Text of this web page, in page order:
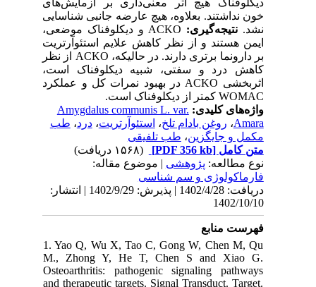
دیکلوفناک هیچ اثر معنی‌داری بر آزمایش‌های
خون نداشتند. بعلاوه، هیچ عارضه جانبی شناسایی
نشد.نتیجه‌گیری:
ACKO و دیکلوفناک موضعی،
ایمن هستند و از نظر کاهش علایم استئوآرتریت
بر دارونما برتری دارند. در حالیکه، ACKO از نظر
کاهش درد و سفتی، شبیه دیکلوفناک است،
اثربخشی ACKO در بهبود نمرات کل و عملکرد
WOMAC کمتر از دیکلوفناک است.
واژه‌های کلیدی:Amygdalus communis L. var.
Amara،روغن بادام تلخ ،استئوآرتریت ،درد ،طب
مکمل و جایگزین،طب تلفیقی
متن کامل[PDF 356 kb]
(۱۵۶۸ دریافت)
نوع مطالعه:پژوهشی| موضوع مقاله:
فارماكولوژی و سم شناسی
دریافت: 1402/4/28 | پذیرش: 1402/9/29 | انتشار:
1402/10/10
فهرست منابع
1. Yao Q, Wu X, Tao C, Gong W, Chen M, Qu
M., Zhong Y, He T, Chen S and Xiao G.
Osteoarthritis: pathogenic signaling pathways
and therapeutic targets. Signal Transduct. Target.